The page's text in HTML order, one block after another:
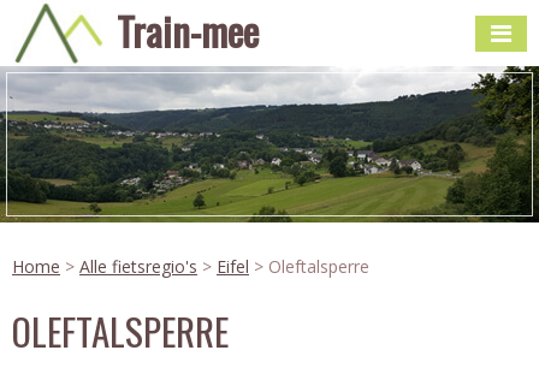
Train-mee
Home > Alle fietsregio's > Eifel > Oleftalsperre
OLEFTALSPERRE